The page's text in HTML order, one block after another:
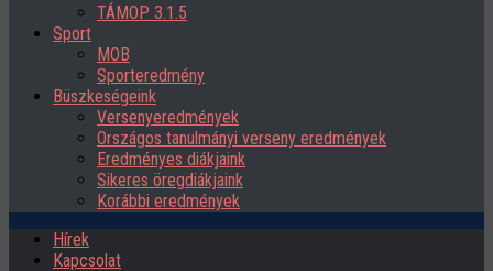
TÁMOP 3.1.5
Sport
MOB
Sporteredmény
Büszkeségeink
Versenyeredmények
Országos tanulmányi verseny eredmények
Eredményes diákjaink
Sikeres öregdiákjaink
Korábbi eredmények
Hírek
Kapcsolat